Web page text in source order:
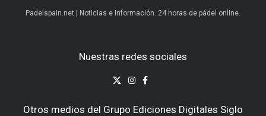
Padelspain.net | Noticias e información. 24 horas de pádel online.
Nuestras redes sociales
Otros medios del Grupo Ediciones Digitales Siglo